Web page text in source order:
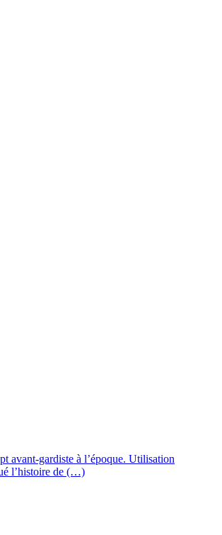
avant-gardiste à l’époque. Utilisation
l’histoire de (…)